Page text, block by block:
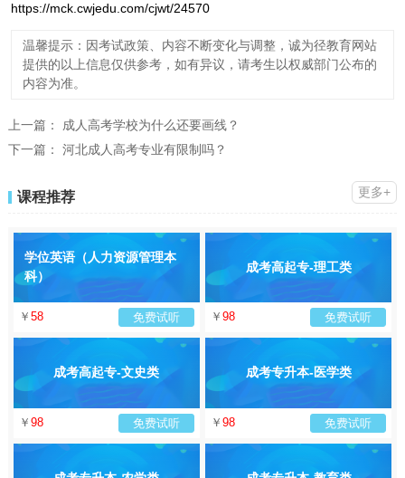
https://mck.cwjedu.com/cjwt/24570
温馨提示：因考试政策、内容不断变化与调整，诚为径教育网站
提供的以上信息仅供参考，如有异议，请考生以权威部门公布的
内容为准。
上一篇： 成人高考学校为什么还要画线？
下一篇： 河北成人高考专业有限制吗？
课程推荐 更多+
学位英语（人力资源管理本
科）
￥ 58 免费试听
成考高起专-理工类
￥ 98 免费试听
成考高起专-文史类
￥ 98 免费试听
成考专升本-医学类
￥ 98 免费试听